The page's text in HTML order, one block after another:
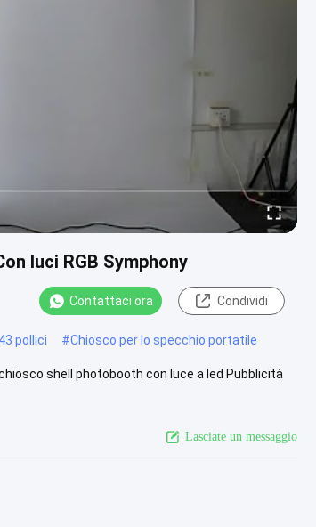
luci RGB Symphony
Contattaci ora Condividi
pollici #Chiosco per lo specchio portatile
shell photobooth con luce a led Pubblicità
Lasciate un messaggio